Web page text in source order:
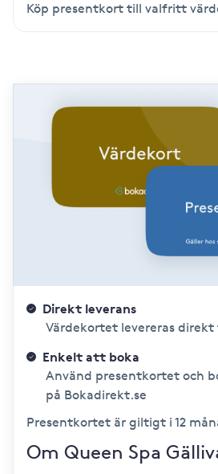
Köp presentkort till valfritt
Direkt leverans
Värdekortet levereras
Enkelt att boka
Använd presentkortet och
på Bokadirekt.se
Presentkortet är giltigt i 12
Om Queen Spa